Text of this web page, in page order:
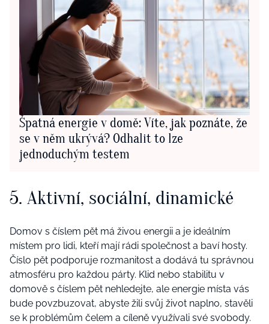
Špatná energie v domě: Víte, jak poznáte, že
se v něm ukrývá? Odhalit to lze
jednoduchým testem
5. Aktivní, sociální, dinamické
Domov s číslem pět má živou energii a je ideálním
místem pro lidi, kteří mají rádi společnost a baví hosty.
Číslo pět podporuje rozmanitost a dodává tu správnou
atmosféru pro každou párty. Klid nebo stabilitu v
domově s číslem pět nehledejte, ale energie místa vás
bude povzbuzovat, abyste žili svůj život naplno, stavěli
se k problémům čelem a cíleně využívali své svobody.